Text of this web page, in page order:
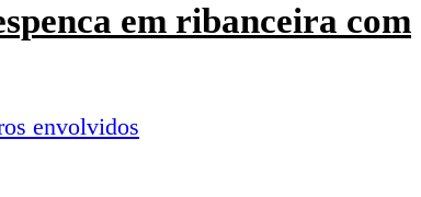
em ribanceira com